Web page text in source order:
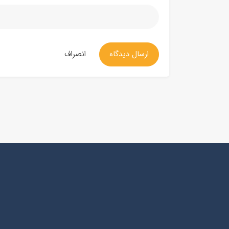
ارسال دیدگاه انصراف